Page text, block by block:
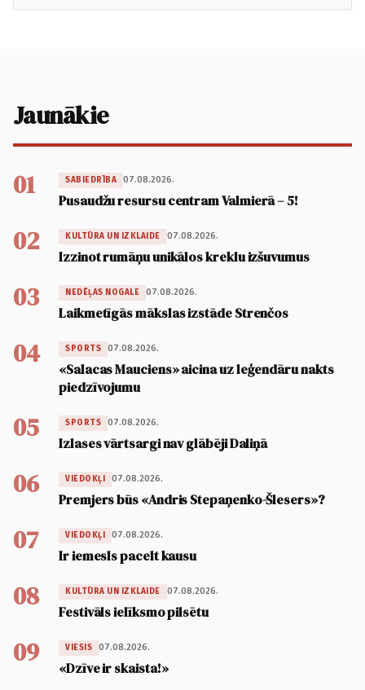
Jaunākie
01 SABIEDRĪBA 07.08.2026.
Pusaudžu resursu centram Valmierā – 5!
02 KULTŪRA UN IZKLAIDE 07.08.2026.
Izzinot rumāņu unikālos kreklu izšuvumus
03 NEDĒĻAS NOGALE 07.08.2026.
Laikmetīgās mākslas izstāde Strenčos
04 SPORTS 07.08.2026.
«Salacas Mauciens» aicina uz leģendāru nakts
piedzīvojumu
05 SPORTS 07.08.2026.
Izlases vārtsargi nav glābēji Daliņā
06 VIEDOKĻI 07.08.2026.
Premjers būs «Andris Stepaņenko-Šlesers»?
07 VIEDOKĻI 07.08.2026.
Ir iemesls pacelt kausu
08 KULTŪRA UN IZKLAIDE 07.08.2026.
Festivāls ielīksmo pilsētu
09 VIESIS 07.08.2026.
«Dzīve ir skaista!»